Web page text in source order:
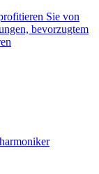
Sie von
bevorzugtem